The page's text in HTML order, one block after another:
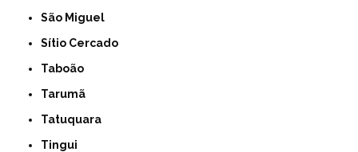
São Miguel
Sítio Cercado
Taboão
Tarumã
Tatuquara
Tingui